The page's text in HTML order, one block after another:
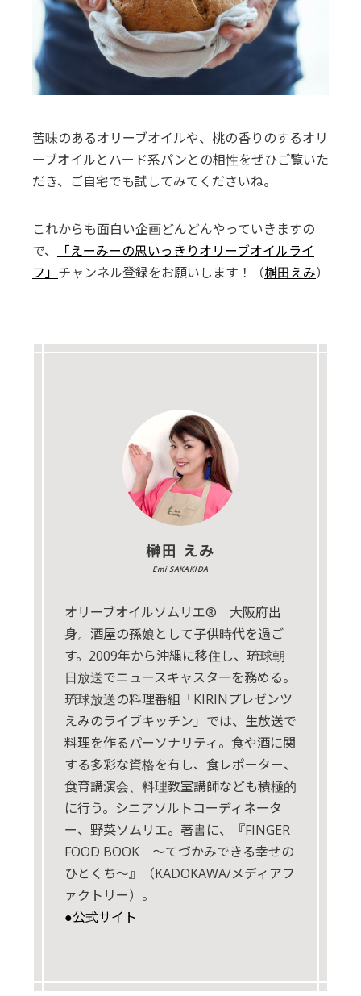
苦味のあるオリーブオイルや、桃の香りのするオリ
ーブオイルとハード系パンとの相性をぜひご覧いた
だき、ご自宅でも試してみてくださいね。
これからも面白い企画どんどんやっていきますの
で、
「えーみーの思いっきりオリーブオイルライ
フ」 チャンネル登録をお願いします！（榊田えみ）
榊田 えみ
Emi SAKAKIDA
オリーブオイルソムリエ® 大阪府出
身。酒屋の孫娘として子供時代を過ご
す。2009年から沖縄に移住し、琉球朝
日放送でニュースキャスターを務める。
琉球放送の料理番組「KIRINプレゼンツ
えみのライブキッチン」では、生放送で
料理を作るパーソナリティ。食や酒に関
する多彩な資格を有し、食レポーター、
食育講演会、料理教室講師なども積極的
に行う。シニアソルトコーディネータ
ー、野菜ソムリエ。著書に、『FINGER
FOOD BOOK ～てづかみできる幸せの
ひとくち～』（KADOKAWA/メディアフ
ァクトリー）。
●公式サイト